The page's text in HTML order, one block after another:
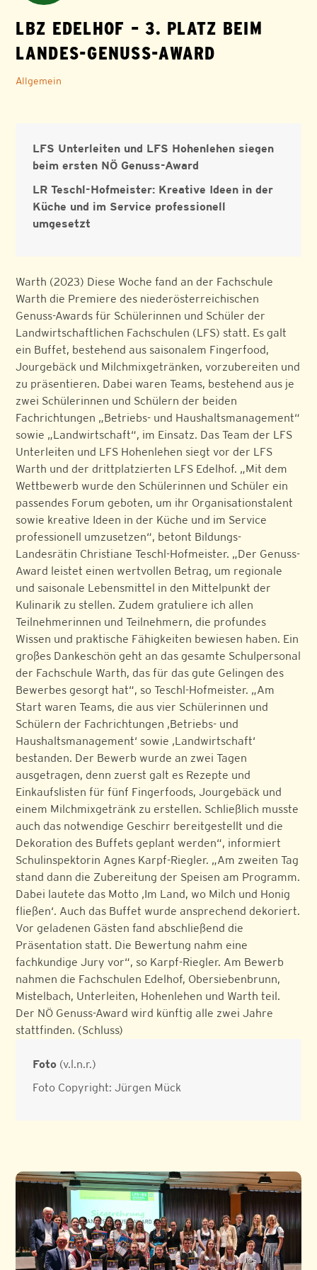
LBZ EDELHOF – 3. PLATZ BEIM
LANDES-GENUSS-AWARD
Allgemein
LFS Unterleiten und LFS Hohenlehen siegen
beim ersten NÖ Genuss-Award
LR Teschl-Hofmeister: Kreative Ideen in der
Küche und im Service professionell
umgesetzt
Warth (2023) Diese Woche fand an der Fachschule
Warth die Premiere des niederösterreichischen
Genuss-Awards für Schülerinnen und Schüler der
Landwirtschaftlichen Fachschulen (LFS) statt. Es galt
ein Buffet, bestehend aus saisonalem Fingerfood,
Jourgebäck und Milchmixgetränken, vorzubereiten und
zu präsentieren. Dabei waren Teams, bestehend aus je
zwei Schülerinnen und Schülern der beiden
Fachrichtungen „Betriebs- und Haushaltsmanagement“
sowie „Landwirtschaft“, im Einsatz. Das Team der LFS
Unterleiten und LFS Hohenlehen siegt vor der LFS
Warth und der drittplatzierten LFS Edelhof. „Mit dem
Wettbewerb wurde den Schülerinnen und Schüler ein
passendes Forum geboten, um ihr Organisationstalent
sowie kreative Ideen in der Küche und im Service
professionell umzusetzen“, betont Bildungs-
Landesrätin Christiane Teschl-Hofmeister. „Der Genuss-
Award leistet einen wertvollen Betrag, um regionale
und saisonale Lebensmittel in den Mittelpunkt der
Kulinarik zu stellen. Zudem gratuliere ich allen
Teilnehmerinnen und Teilnehmern, die profundes
Wissen und praktische Fähigkeiten bewiesen haben. Ein
großes Dankeschön geht an das gesamte Schulpersonal
der Fachschule Warth, das für das gute Gelingen des
Bewerbes gesorgt hat“, so Teschl-Hofmeister. „Am
Start waren Teams, die aus vier Schülerinnen und
Schülern der Fachrichtungen ‚Betriebs- und
Haushaltsmanagement‘ sowie ‚Landwirtschaft‘
bestanden. Der Bewerb wurde an zwei Tagen
ausgetragen, denn zuerst galt es Rezepte und
Einkaufslisten für fünf Fingerfoods, Jourgebäck und
einem Milchmixgetränk zu erstellen. Schließlich musste
auch das notwendige Geschirr bereitgestellt und die
Dekoration des Buffets geplant werden“, informiert
Schulinspektorin Agnes Karpf-Riegler. „Am zweiten Tag
stand dann die Zubereitung der Speisen am Programm.
Dabei lautete das Motto ‚Im Land, wo Milch und Honig
fließen‘. Auch das Buffet wurde ansprechend dekoriert.
Vor geladenen Gästen fand abschließend die
Präsentation statt. Die Bewertung nahm eine
fachkundige Jury vor“, so Karpf-Riegler. Am Bewerb
nahmen die Fachschulen Edelhof, Obersiebenbrunn,
Mistelbach, Unterleiten, Hohenlehen und Warth teil.
Der NÖ Genuss-Award wird künftig alle zwei Jahre
stattfinden. (Schluss)
Foto (v.l.n.r.)
Foto Copyright: Jürgen Mück